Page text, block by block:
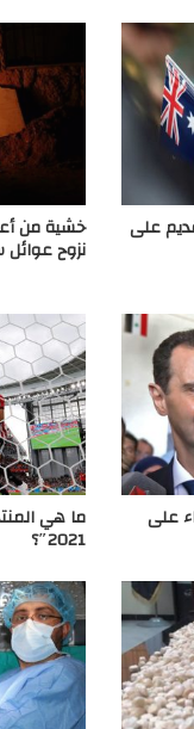
على خشية من
نزوح عوائل
على ما هي
2021″؟